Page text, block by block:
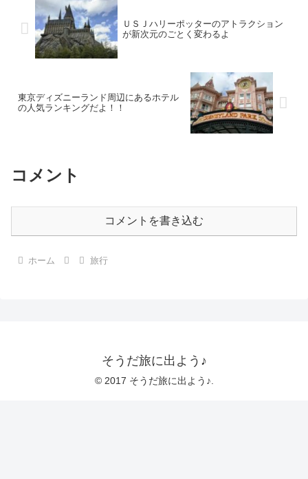
ＵＳＪハリーポッターのアトラクション
が新次元のごとく変わるよ
東京ディズニーランド周辺にあるホテル
の人気ランキングだよ！！
コメント
コメントを書き込む
ホーム 旅行
そうだ旅に出よう♪
© 2017 そうだ旅に出よう♪.